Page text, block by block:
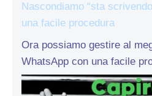
Nascondiamo “sta
una facile procedura
Ora possiamo gestire al
WhatsApp con una facile